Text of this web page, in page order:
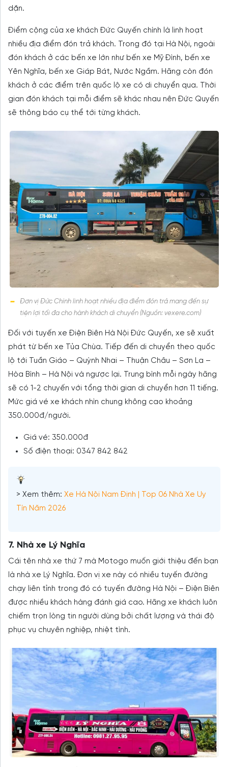
dặn.
Điểm cộng của xe khách Đức Quyến chính là linh hoạt
nhiều địa điểm đón trả khách. Trong đó tại Hà Nội, ngoài
đón khách ở các bến xe lớn như bến xe Mỹ Đình, bến xe
Yên Nghĩa, bến xe Giáp Bát, Nước Ngầm. Hãng còn đón
khách ở các điểm trên quốc lộ xe có di chuyển qua. Thời
gian đón khách tại mỗi điểm sẽ khác nhau nên Đức Quyến
sẽ thông báo cụ thể tới từng khách.
Đơn vị Đức Chính linh hoạt nhiều địa điểm đón trả mang đến sự
tiện lợi tối đa cho hành khách di chuyển (Nguồn: vexere.com)
Đối với tuyến xe Điện Biên Hà Nội Đức Quyến, xe sẽ xuất
phát từ bến xe Tủa Chùa. Tiếp đến di chuyển theo quốc
lộ tới Tuần Giáo – Quỳnh Nhai – Thuận Châu – Sơn La –
Hòa Bình – Hà Nội và ngược lại. Trung bình mỗi ngày hãng
sẽ có 1-2 chuyến với tổng thời gian di chuyển hơn 11 tiếng.
Mức giá vé xe khách nhìn chung không cao khoảng
350.000đ/người.
Giá vé: 350.000đ
Số điện thoại: 0347 842 842
> Xem thêm: Xe Hà Nội Nam Định | Top 06 Nhà Xe Uy
Tín Năm 2026
7. Nhà xe Lý Nghĩa
Cái tên nhà xe thứ 7 mà Motogo muốn giới thiệu đến bạn
là nhà xe Lý Nghĩa. Đơn vị xe này có nhiều tuyến đường
chạy liên tỉnh trong đó có tuyến đường Hà Nội – Điện Biên
được nhiều khách hàng đánh giá cao. Hãng xe khách luôn
chiếm trọn lòng tin người dùng bởi chất lượng và thái độ
phục vụ chuyên nghiệp, nhiệt tình.